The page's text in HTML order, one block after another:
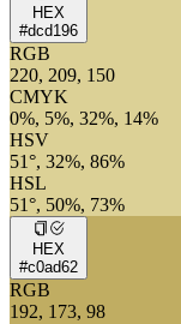
HEX
#dcd196
RGB
220, 209, 150
CMYK
0%, 5%, 32%, 14%
HSV
51°, 32%, 86%
HSL
51°, 50%, 73%
HEX
#c0ad62
RGB
192, 173, 98